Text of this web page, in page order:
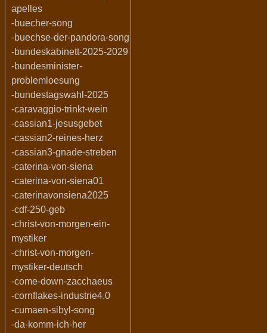
apelles
-buecher-song
-buechse-der-pandora-song
-bundeskabinett-2025-2029
-bundesminister-
problemloesung
-bundestagswahl-2025
-caravaggio-trinkt-wein
-cassian1-jesusgebet
-cassian2-reines-herz
-cassian3-gnade-streben
-caterina-von-siena
-caterina-von-siena01
-caterinavonsiena2025
-cdf-250-geb
-christ-von-morgen-ein-
mystiker
-christ-von-morgen-
mystiker-deutsch
-come-down-zacchaeus
-cornflakes-industrie4.0
-cumaen-sibyl-song
-da-komm-ich-her